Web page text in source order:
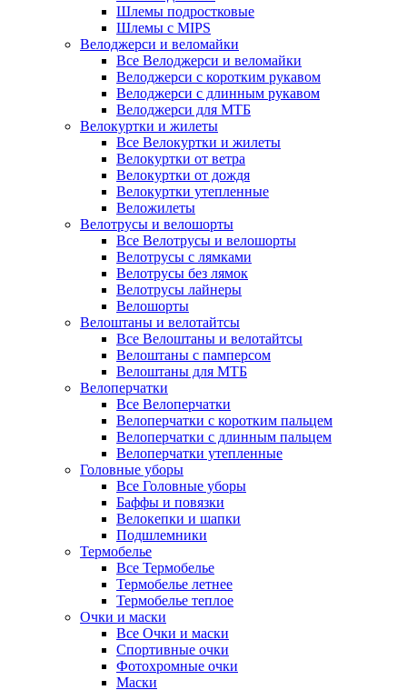
Шлемы подростковые
Шлемы с MIPS
Велоджерси и веломайки
Все Велоджерси и веломайки
Велоджерси с коротким рукавом
Велоджерси с длинным рукавом
Велоджерси для МТБ
Велокуртки и жилеты
Все Велокуртки и жилеты
Велокуртки от ветра
Велокуртки от дождя
Велокуртки утепленные
Веложилеты
Велотрусы и велошорты
Все Велотрусы и велошорты
Велотрусы с лямками
Велотрусы без лямок
Велотрусы лайнеры
Велошорты
Велоштаны и велотайтсы
Все Велоштаны и велотайтсы
Велоштаны с памперсом
Велоштаны для МТБ
Велоперчатки
Все Велоперчатки
Велоперчатки с коротким пальцем
Велоперчатки с длинным пальцем
Велоперчатки утепленные
Головные уборы
Все Головные уборы
Баффы и повязки
Велокепки и шапки
Подшлемники
Термобелье
Все Термобелье
Термобелье летнее
Термобелье теплое
Очки и маски
Все Очки и маски
Спортивные очки
Фотохромные очки
Маски